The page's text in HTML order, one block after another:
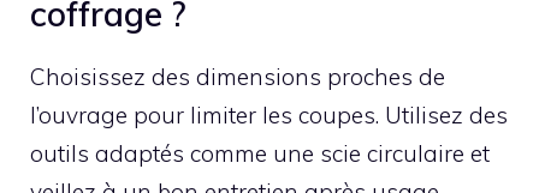
coffrage ?
Choisissez des dimensions proches de
l’ouvrage pour limiter les coupes. Utilisez des
outils adaptés comme une scie circulaire et